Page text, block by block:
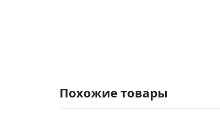
Похожие товары